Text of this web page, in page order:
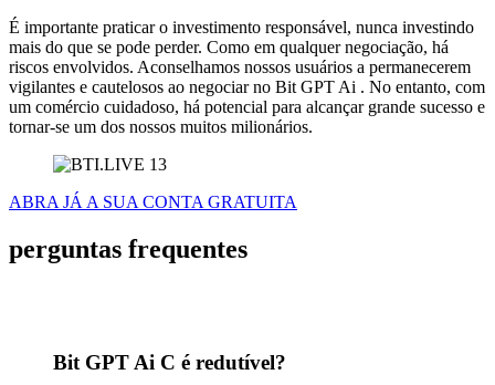
É importante praticar o investimento responsável, nunca investindo
mais do que se pode perder. Como em qualquer negociação, há
riscos envolvidos. Aconselhamos nossos usuários a permanecerem
vigilantes e cautelosos ao negociar no Bit GPT Ai . No entanto, com
um comércio cuidadoso, há potencial para alcançar grande sucesso e
tornar-se um dos nossos muitos milionários.
ABRA JÁ A SUA CONTA GRATUITA
perguntas frequentes
Bit GPT Ai C é redutível?